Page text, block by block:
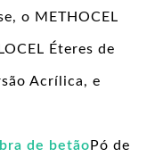
o METHOCEL
Éteres de
Acrílica, e
de betãoPó de